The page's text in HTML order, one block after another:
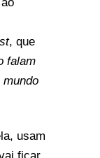
, que
falam
mundo
usam